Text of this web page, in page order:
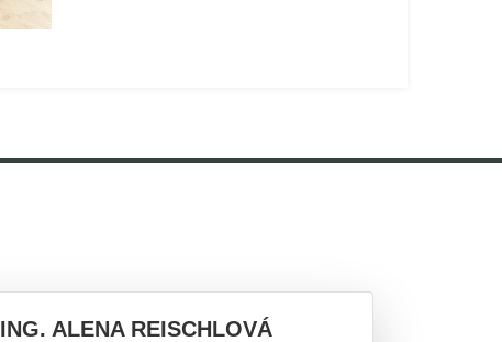
ING. ALENA REISCHLOVÁ